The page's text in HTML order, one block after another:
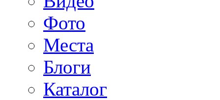
Фото
Места
Блоги
Каталог